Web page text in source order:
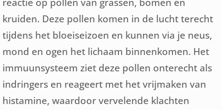
kruiden. Deze pollen komen in de lucht terecht
tijdens het bloeiseizoen en kunnen via je neus,
mond en ogen het lichaam binnenkomen. Het
immuunsysteem ziet deze pollen onterecht als
indringers en reageert met het vrijmaken van
histamine, waardoor vervelende klachten